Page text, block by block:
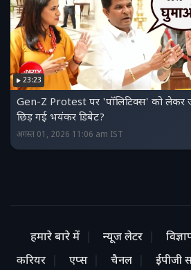
23:23
Gen-Z Protest पर 'पॉलिटिक्स' को
छिड़ गई भयंकर डिबेट?
अगस्त 01, 2026 11:06 am IST
हमारे बारे में न्यूज लेटर
करियर
एप्स चैनल ईपीजी